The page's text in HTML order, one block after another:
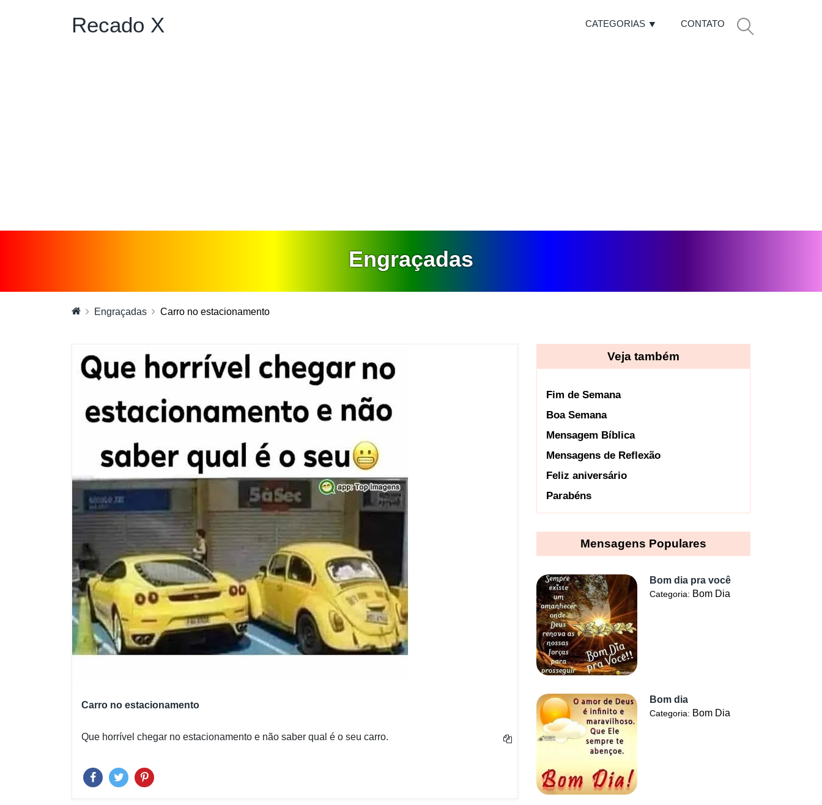
Recado X CATEGORIAS CONTATO
Engraçadas
Engraçadas Carro no estacionamento
Carro no estacionamento
Que horrível chegar no estacionamento e não saber qual é o seu carro.
Veja também
Fim de Semana
Boa Semana
Mensagem Bíblica
Mensagens de Reflexão
Feliz aniversário
Parabéns
Mensagens Populares
Bom dia pra você
Categoria: Bom Dia
Bom dia
Categoria: Bom Dia